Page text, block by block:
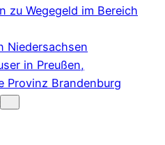
zu Wegegeld im Bereich
Niedersachsen
in Preußen,
Provinz Brandenburg